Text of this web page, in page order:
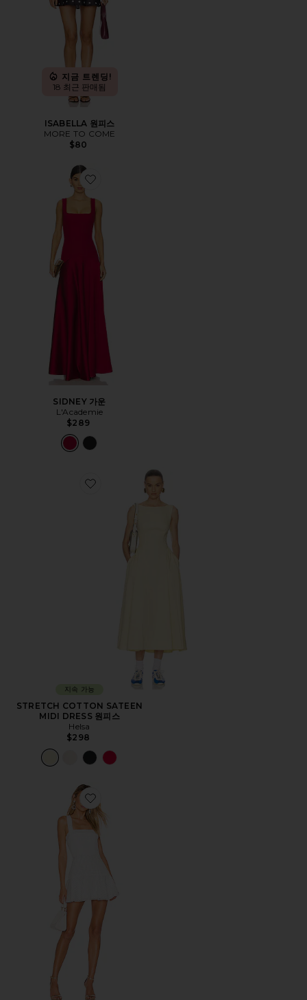
지금 트렌딩!
18 최근 판매됨
ISABELLA 원피스
MORE TO COME
$80
Favorite SIDNEY 가운
SIDNEY 가운
L'Academie
$289
Favorite STRETCH COTTON SATEEN MIDI DRESS 원
지속 가능
STRETCH COTTON SATEEN
MIDI DRESS 원피스
Helsa
$298
Favorite ANNALISE 원피스